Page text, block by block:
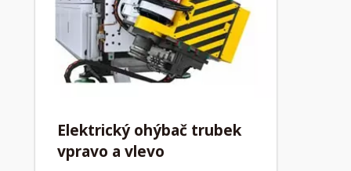
Elektrický ohýbač trubek
vpravo a vlevo